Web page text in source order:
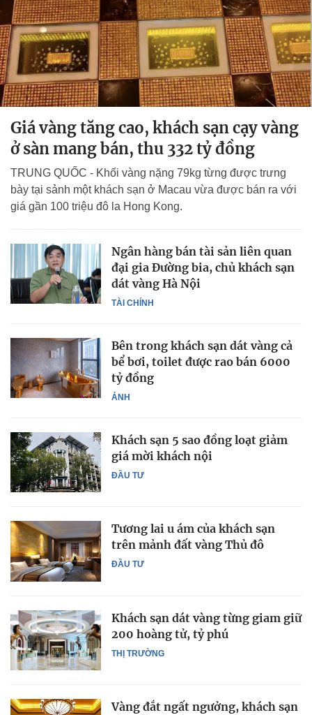
Giá vàng tăng cao, khách sạn cạy vàng
ở sàn mang bán, thu 332 tỷ đồng
TRUNG QUỐC - Khối vàng nặng 79kg từng được trưng
bày tại sảnh một khách sạn ở Macau vừa được bán ra với
giá gần 100 triệu đô la Hong Kong.
TÀI CHÍNH
Ngân hàng bán tài sản liên quan
đại gia Đường bia, chủ khách sạn
dát vàng Hà Nội
ẢNH
Bên trong khách sạn dát vàng cả
bể bơi, toilet được rao bán 6000
tỷ đồng
ĐẦU TƯ
Khách sạn 5 sao đồng loạt giảm
giá mời khách nội
ĐẦU TƯ
Tương lai u ám của khách sạn
trên mảnh đất vàng Thủ đô
THỊ TRƯỜNG
Khách sạn dát vàng từng giam giữ
200 hoàng tử, tỷ phú
Vàng đắt ngất ngưởng, khách sạn